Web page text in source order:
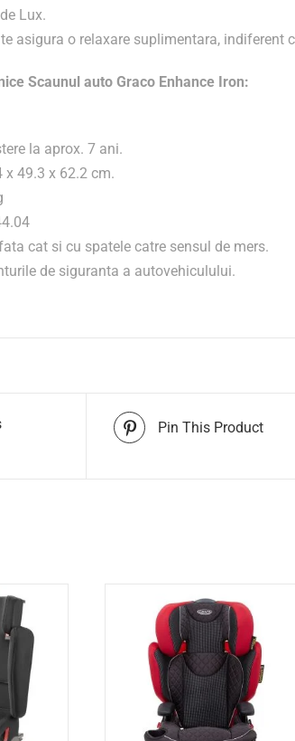
Lux.
asigura o relaxare suplimentara, indiferent
Scaunul auto Graco Enhance Iron:
la aprox. 7 ani.
x 49.3 x 62.2 cm.
cat si cu spatele catre sensul de mers.
de siguranta a autovehiculului.
Pin This Product